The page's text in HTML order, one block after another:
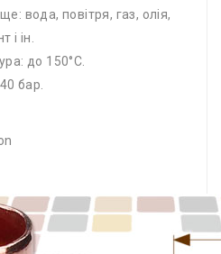
вода, повітря, газ, олія,
і ін.
до 150°С.
бар.